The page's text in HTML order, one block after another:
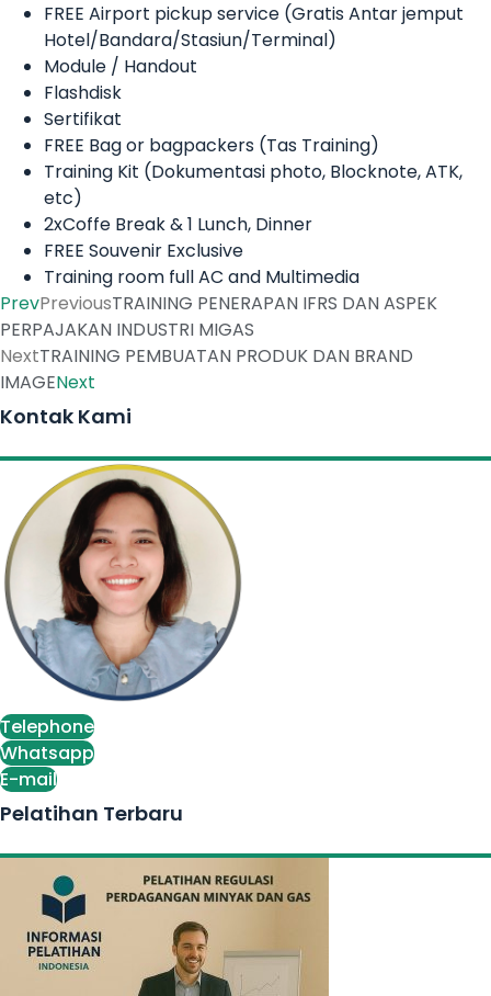
FREE Airport pickup service (Gratis Antar jemput
Hotel/Bandara/Stasiun/Terminal)
Module / Handout
Flashdisk
Sertifikat
FREE Bag or bagpackers (Tas Training)
Training Kit (Dokumentasi photo, Blocknote, ATK,
etc)
2xCoffe Break & 1 Lunch, Dinner
FREE Souvenir Exclusive
Training room full AC and Multimedia
PrevPreviousTRAINING PENERAPAN IFRS DAN ASPEK
PERPAJAKAN INDUSTRI MIGAS
NextTRAINING PEMBUATAN PRODUK DAN BRAND
IMAGENext
Kontak Kami
Telephone
Whatsapp
E-mail
Pelatihan Terbaru